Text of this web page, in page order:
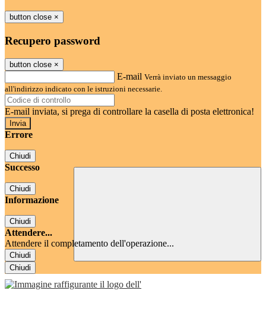
button close ×
Recupero password
button close ×
E-mail Verrà inviato un messaggio
all'indirizzo indicato con le istruzioni necessarie.
E-mail inviata, si prega di controllare la casella di posta elettronica!
Errore
Chiudi
Successo
Chiudi
Informazione
Chiudi
Attendere...
Attendere il completamento dell'operazione...
Chiudi
Chiudi